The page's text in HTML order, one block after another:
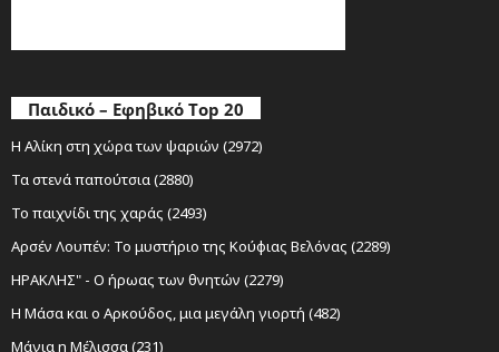
Παιδικό – Εφηβικό Top 20
Η Αλίκη στη χώρα των ψαριών (2972)
Τα στενά παπούτσια (2880)
Το παιχνίδι της χαράς (2493)
Αρσέν Λουπέν: Το μυστήριο της Κούφιας Βελόνας (2289)
ΗΡΑΚΛΗΣ" - Ο ήρωας των θνητών (2279)
Η Μάσα και ο Αρκούδος, μια μεγάλη γιορτή (482)
Μάγια η Μέλισσα (231)